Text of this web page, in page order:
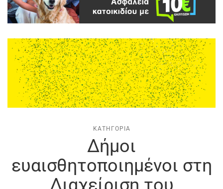
ΚΑΤΗΓΟΡΊΑ
Δήμοι
ευαισθητοποιημένοι στη